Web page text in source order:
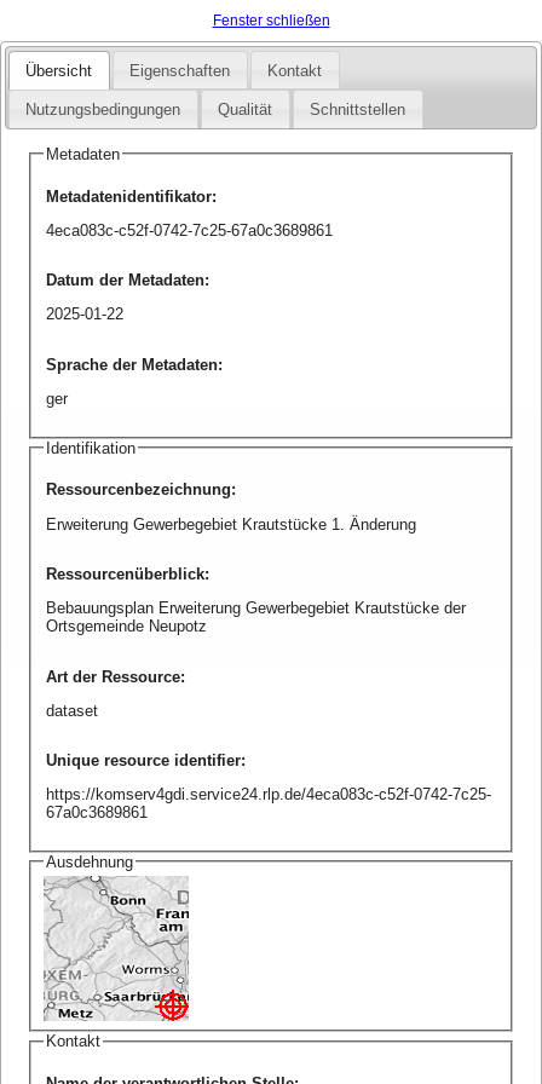
Fenster schließen
Übersicht Eigenschaften Kontakt
Nutzungsbedingungen Qualität Schnittstellen
Metadaten
Metadatenidentifikator:
4eca083c-c52f-0742-7c25-67a0c3689861
Datum der Metadaten:
2025-01-22
Sprache der Metadaten:
ger
Identifikation
Ressourcenbezeichnung:
Erweiterung Gewerbegebiet Krautstücke 1. Änderung
Ressourcenüberblick:
Bebauungsplan Erweiterung Gewerbegebiet Krautstücke der
Ortsgemeinde Neupotz
Art der Ressource:
dataset
Unique resource identifier:
https://komserv4gdi.service24.rlp.de/4eca083c-c52f-0742-7c25-
67a0c3689861
Ausdehnung
Kontakt